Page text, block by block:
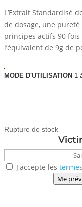
L’Extrait Standardisé
de dosage, une
principes actifs 90
l’équivalent de 9g de
MODE D'UTILISATION 1
Rupture de stock
J'accepte les termes
Me